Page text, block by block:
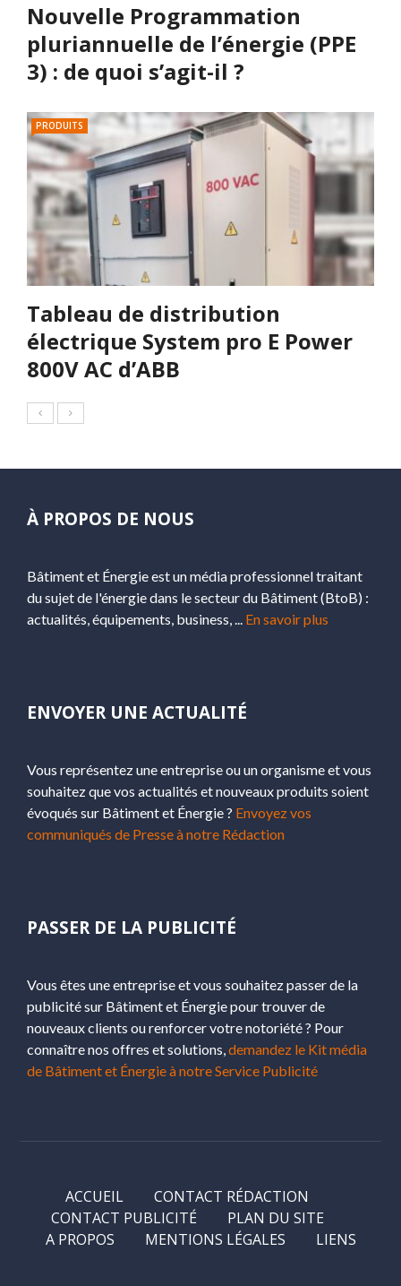
Nouvelle Programmation
pluriannuelle de l’énergie (PPE
3) : de quoi s’agit-il ?
PRODUITS
Tableau de distribution
électrique System pro E Power
800V AC d’ABB
À PROPOS DE NOUS
Bâtiment et Énergie est un média professionnel traitant
du sujet de l'énergie dans le secteur du Bâtiment (BtoB) :
actualités, équipements, business, ... En savoir plus
ENVOYER UNE ACTUALITÉ
Vous représentez une entreprise ou un organisme et vous
souhaitez que vos actualités et nouveaux produits soient
évoqués sur Bâtiment et Énergie ? Envoyez vos
communiqués de Presse à notre Rédaction
PASSER DE LA PUBLICITÉ
Vous êtes une entreprise et vous souhaitez passer de la
publicité sur Bâtiment et Énergie pour trouver de
nouveaux clients ou renforcer votre notoriété ? Pour
connaître nos offres et solutions,demandez le Kit média
de Bâtiment et Énergie à notre Service Publicité
ACCUEIL
CONTACT RÉDACTION
CONTACT PUBLICITÉ
PLAN DU SITE
A PROPOS
MENTIONS LÉGALES LIENS